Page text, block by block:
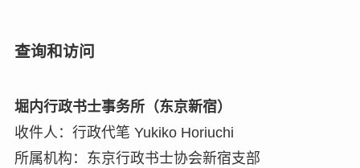
查询和访问
堀内行政书士事务所（东京新宿）
收件人：行政代笔 Yukiko Horiuchi
所属机构：东京行政书士协会新宿支部